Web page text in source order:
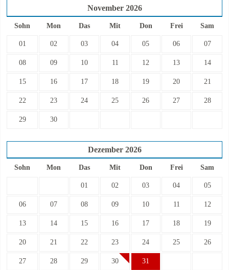
November 2026
Sohn Mon Das Mit Don Frei Sam
01 02 03 04 05 06 07
08 09 10 11 12 13 14
15 16 17 18 19 20 21
22 23 24 25 26 27 28
29 30
Dezember 2026
Sohn Mon Das Mit Don Frei Sam
01 02 03 04 05
06 07 08 09 10 11 12
13 14 15 16 17 18 19
20 21 22 23 24 25 26
27 28 29 30 31